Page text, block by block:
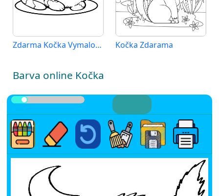
Zdarma Kočka Vymalovatelné Kočka Zdarama
Barva online Kočka